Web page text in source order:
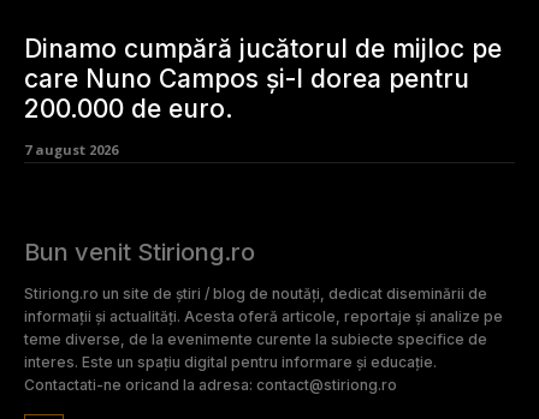
Dinamo cumpără jucătorul de mijloc pe
care Nuno Campos și-l dorea pentru
200.000 de euro.
7 august 2026
Bun venit Stiriong.ro
Stiriong.ro un site de știri / blog de noutăți, dedicat diseminării de
informații și actualități. Acesta oferă articole, reportaje și analize pe
teme diverse, de la evenimente curente la subiecte specifice de
interes. Este un spațiu digital pentru informare și educație.
Contactati-ne oricand la adresa: contact@stiriong.ro